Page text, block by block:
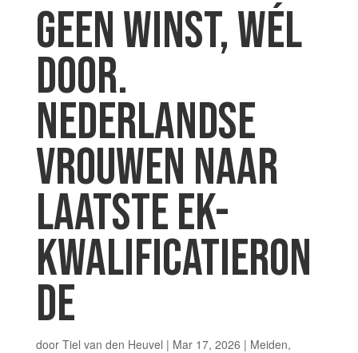
GEEN WINST, WÉL
DOOR.
NEDERLANDSE
VROUWEN NAAR
LAATSTE EK-
KWALIFICATIERON
DE
door Tiel van den Heuvel | Mar 17, 2026 | Meiden,